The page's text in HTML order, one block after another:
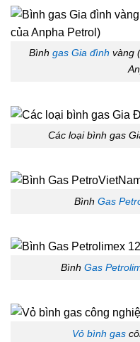
Bình gas Gia đình vàng (
Các loại bình gas
Bình Gas
Bình Gas
Vỏ bình gas